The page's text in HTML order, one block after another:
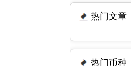
热门文章
热门币种